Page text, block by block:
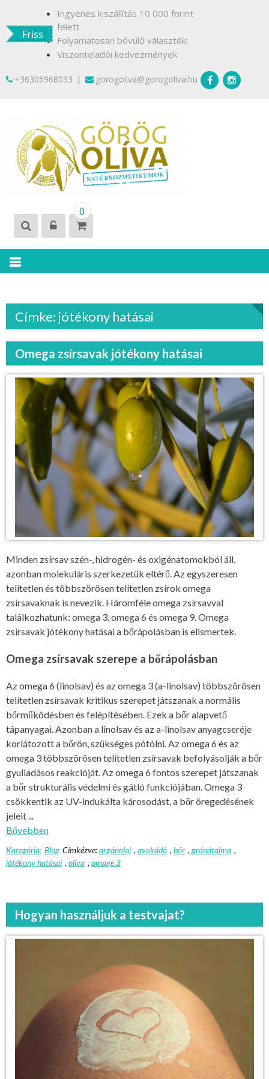
contentFriss
Ingyenes kiszállítás 10 000 forint
felett
Folyamatosan bővülő választék!
Viszonteladói kedvezmények
+36305968033 | gorogoliva@gorogoliva.hu
0
Címke: jótékony hatásai
Omega zsírsavak jótékony hatásai
Minden zsírsav szén-, hidrogén- és oxigénatomokból áll,
azonban molekuláris szerkezetük eltérő. Az egyszeresen
telítetlen és többszörösen telítetlen zsírok omega
zsírsavaknak is nevezik. Háromféle omega zsírsavval
találkozhatunk: omega 3, omega 6 és omega 9. Omega
zsírsavak jótékony hatásai a bőrápolásban is elismertek.
Omega zsírsavak szerepe a bőrápolásban
Az omega 6 (linolsav) és az omega 3 (a-linolsav) többszörösen
telítetlen zsírsavak kritikus szerepet játszanak a normális
bőrműködésben és felépítésében. Ezek a bőr alapvető
tápanyagai. Azonban a linolsav és az a-linolsav anyagcseréje
korlátozott a bőrön, szükséges pótólni. Az omega 6 és az
omega 3 többszörösen telítetlen zsírsavak befolyásolják a bőr
gyulladásos reakcióját. Az omega 6 fontos szerepet játszanak
a bőr strukturális védelmi és gátló funkciójában. Omega 3
csökkentik az UV-indukálta károsodást, a bőr öregedésének
jeleit ...
Bővebben
Kategória: Blog Címkézve:argánolaj , avokádó , bőr , gránátalma ,
jótékony hatásai , olíva , omage 3
Hogyan használjuk a testvajat?